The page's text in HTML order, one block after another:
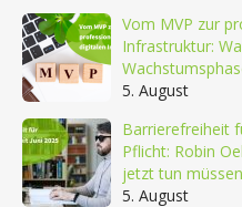
Vom MVP zur
Infrastruktur:
5. August
Barrierefreiheit
Pflicht: Robin
jetzt tun müssen
5. August